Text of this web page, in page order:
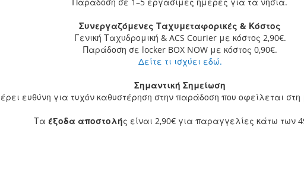
Συνεργαζόμενες Ταχυμεταφορικές & Κόστος
Γενική Ταχυδρομική & ACS Courier με κόστος 2,90€.
Παράδοση σε locker BOX NOW με κόστος 0,90€.
Δείτε τι ισχύει εδώ.
Σημαντική Σημείωση
ευθύνη για τυχόν καθυστέρηση στην παράδοση που οφείλεται
Τα έξοδα αποστολής είναι 2,90€ για παραγγελίες κάτω των